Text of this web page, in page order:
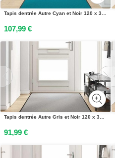
Tapis dentrée Autre Cyan et Noir 120 x 300 cm Polyamide et PVC
107,99 €
Tapis dentrée Autre Gris et Noir 120 x 300 cm
91,99 €